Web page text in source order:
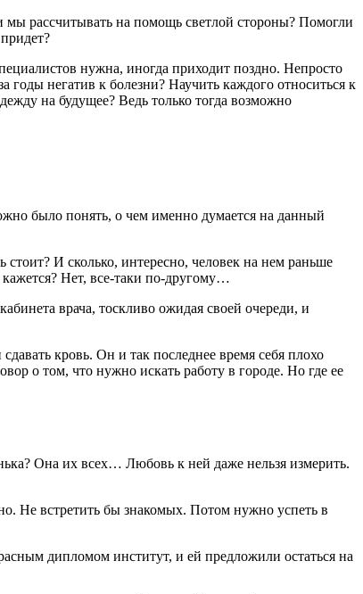
рассчитывать на помощь светлой стороны? Помогли
нужна, иногда приходит поздно. Непросто
негатив к болезни? Научить каждого относиться к
на будущее? Ведь только тогда возможно
было понять, о чем именно думается на данный
И сколько, интересно, человек на нем раньше
Нет, все-таки по-другому…
врача, тоскливо ожидая своей очереди, и
кровь. Он и так последнее время себя плохо
о том, что нужно искать работу в городе. Но где ее
Она их всех… Любовь к ней даже нельзя измерить.
Не встретить бы знакомых. Потом нужно успеть в
дипломом институт, и ей предложили остаться на